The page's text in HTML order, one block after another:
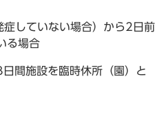
していない場合）から2日前
る場合
間施設を臨時休所（園）と